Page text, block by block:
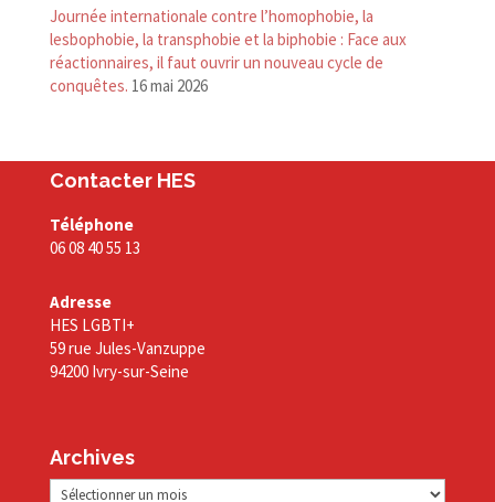
Journée internationale contre l’homophobie, la
lesbophobie, la transphobie et la biphobie : Face aux
réactionnaires, il faut ouvrir un nouveau cycle de
conquêtes. 16 mai 2026
Contacter HES
Téléphone
06 08 40 55 13
Adresse
HES LGBTI+
59 rue Jules-Vanzuppe
94200 Ivry-sur-Seine
Archives
Archives